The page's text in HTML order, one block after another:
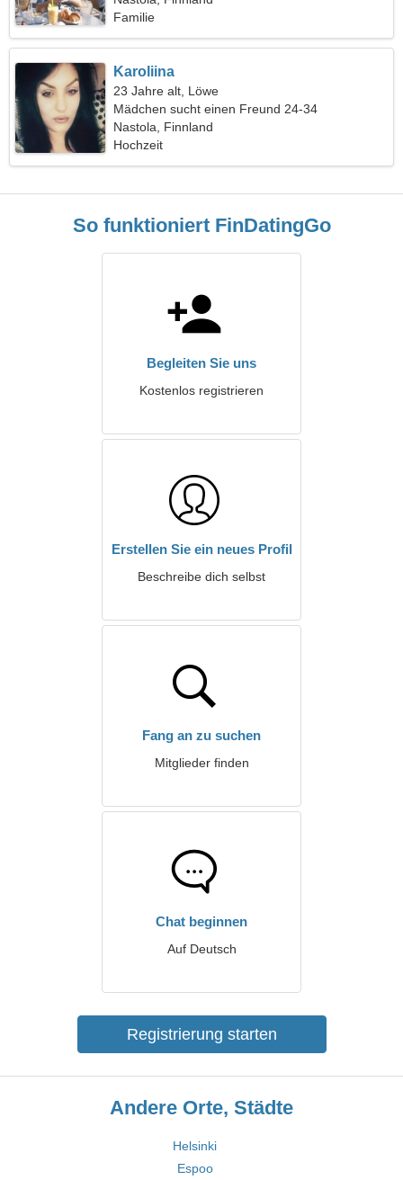
Familie
Karoliina
23 Jahre alt, Löwe
Mädchen sucht einen Freund 24-34
Nastola, Finnland
Hochzeit
So funktioniert FinDatingGo
Begleiten Sie uns
Kostenlos registrieren
Erstellen Sie ein neues Profil
Beschreibe dich selbst
Fang an zu suchen
Mitglieder finden
Chat beginnen
Auf Deutsch
Registrierung starten
Andere Orte, Städte
Helsinki
Espoo